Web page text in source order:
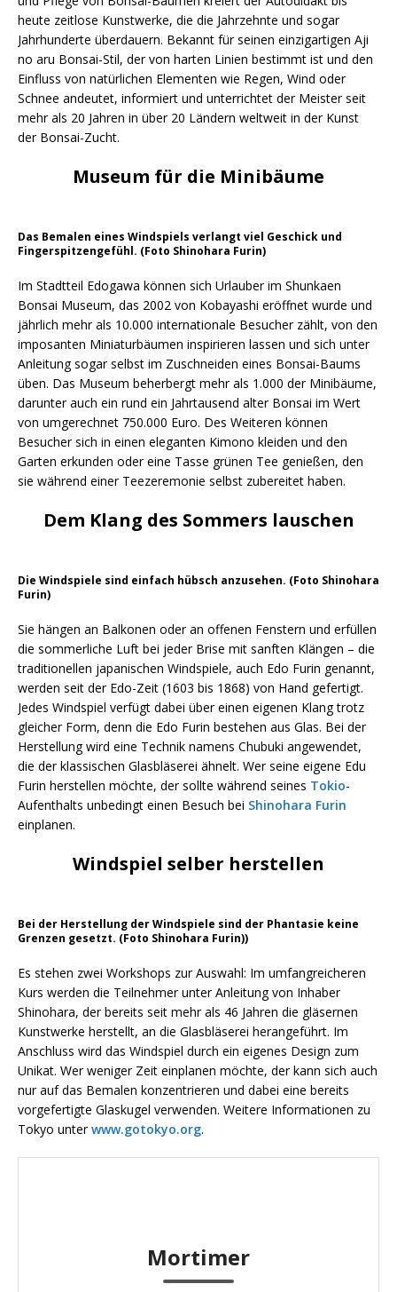
heute zeitlose Kunstwerke, die die Jahrzehnte und sogar
Jahrhunderte überdauern. Bekannt für seinen einzigartigen Aji
no aru Bonsai-Stil, der von harten Linien bestimmt ist und den
Einfluss von natürlichen Elementen wie Regen, Wind oder
Schnee andeutet, informiert und unterrichtet der Meister seit
mehr als 20 Jahren in über 20 Ländern weltweit in der Kunst
der Bonsai-Zucht.
Museum für die Minibäume
Das Bemalen eines Windspiels verlangt viel Geschick und
Fingerspitzengefühl. (Foto Shinohara Furin)
Im Stadtteil Edogawa können sich Urlauber im Shunkaen
Bonsai Museum, das 2002 von Kobayashi eröffnet wurde und
jährlich mehr als 10.000 internationale Besucher zählt, von den
imposanten Miniaturbäumen inspirieren lassen und sich unter
Anleitung sogar selbst im Zuschneiden eines Bonsai-Baums
üben. Das Museum beherbergt mehr als 1.000 der Minibäume,
darunter auch ein rund ein Jahrtausend alter Bonsai im Wert
von umgerechnet 750.000 Euro. Des Weiteren können
Besucher sich in einen eleganten Kimono kleiden und den
Garten erkunden oder eine Tasse grünen Tee genießen, den
sie während einer Teezeremonie selbst zubereitet haben.
Dem Klang des Sommers lauschen
Die Windspiele sind einfach hübsch anzusehen. (Foto Shinohara
Furin)
Sie hängen an Balkonen oder an offenen Fenstern und erfüllen
die sommerliche Luft bei jeder Brise mit sanften Klängen – die
traditionellen japanischen Windspiele, auch Edo Furin genannt,
werden seit der Edo-Zeit (1603 bis 1868) von Hand gefertigt.
Jedes Windspiel verfügt dabei über einen eigenen Klang trotz
gleicher Form, denn die Edo Furin bestehen aus Glas. Bei der
Herstellung wird eine Technik namens Chubuki angewendet,
die der klassischen Glasbläserei ähnelt. Wer seine eigene Edu
Furin herstellen möchte, der sollte während seines Tokio-
Aufenthalts unbedingt einen Besuch bei Shinohara Furin
einplanen.
Windspiel selber herstellen
Bei der Herstellung der Windspiele sind der Phantasie keine
Grenzen gesetzt. (Foto Shinohara Furin))
Es stehen zwei Workshops zur Auswahl: Im umfangreicheren
Kurs werden die Teilnehmer unter Anleitung von Inhaber
Shinohara, der bereits seit mehr als 46 Jahren die gläsernen
Kunstwerke herstellt, an die Glasbläserei herangeführt. Im
Anschluss wird das Windspiel durch ein eigenes Design zum
Unikat. Wer weniger Zeit einplanen möchte, der kann sich auch
nur auf das Bemalen konzentrieren und dabei eine bereits
vorgefertigte Glaskugel verwenden. Weitere Informationen zu
Tokyo unterwww.gotokyo.org.
Mortimer